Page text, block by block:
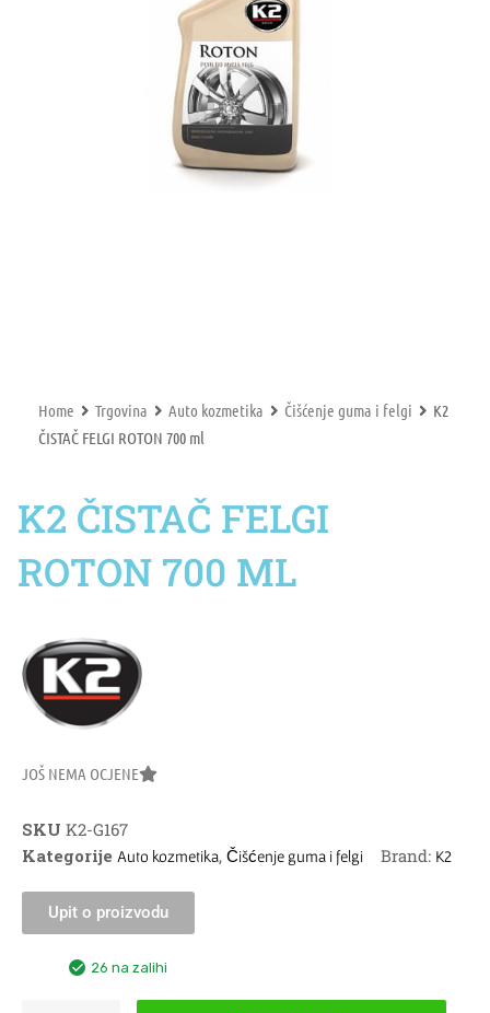
Home Trgovina Auto kozmetika Čišćenje guma i felgi
K2
ČISTAČ FELGI ROTON 700 ml
K2 ČISTAČ FELGI
ROTON 700 ML
JOŠ NEMA OCJENE
SKU K2-G167
Kategorije Auto kozmetika, Čišćenje guma i felgi Brand: K2
Upit o proizvodu
26 na zalihi